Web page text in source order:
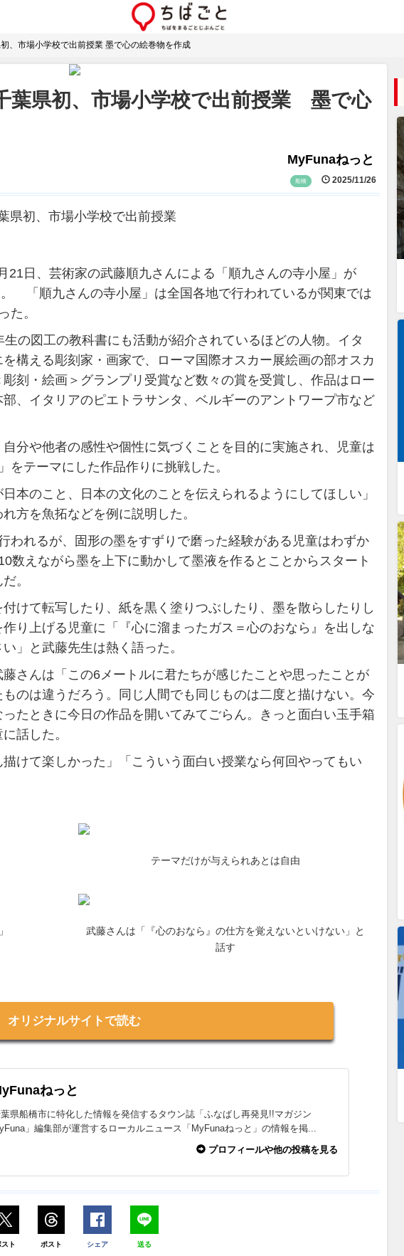
、市場小学校で出前授業 墨で心の絵巻物を作成
葉県初、市場小学校で出前授業 墨で心
MyFunaねっと
船橋 2025/11/26
県初、市場小学校で出前授業
日、芸術家の武藤順九さんによる「順九さんの寺小屋」が
「順九さんの寺小屋」は全国各地で行われているが関東では
た。
の図工の教科書にも活動が紹介されているほどの人物。イタ
構える彫刻家・画家で、ローマ国際オスカー展絵画の部オスカ
刻・絵画＞グランプリ受賞など数々の賞を受賞し、作品はロー
、イタリアのピエトラサンタ、ベルギーのアントワープ市など
分や他者の感性や個性に気づくことを目的に実施され、児童は
テーマにした作品作りに挑戦した。
本のこと、日本の文化のことを伝えられるようにしてほしい」
方を魚拓などを例に説明した。
れるが、固形の墨をすずりで磨った経験がある児童はわずか
数えながら墨を上下に動かして墨液を作るとことからスタート
。
けて転写したり、紙を黒く塗りつぶしたり、墨を散らしたりし
り上げる児童に「『心に溜まったガス＝心のおなら』を出しな
」と武藤先生は熱く語った。
さんは「この6メートルに君たちが感じたことや思ったことが
のは違うだろう。同じ人間でも同じものは二度と描けない。今
たときに今日の作品を開いてみてごらん。きっと面白い玉手箱
話した。
けて楽しかった」「こういう面白い授業なら何回やってもい
テーマだけが与えられあとは自由
武藤さんは「『心のおなら』の仕方を覚えないといけない」と
話す
オリジナルサイトで読む
ねっと
県船橋市に特化した情報を発信するタウン誌「ふなばし再発見!!マガジン
」編集部が運営するローカルニュース「MyFunaねっと」の情報を掲...
プロフィールや他の投稿を見る
スト ポスト シェア 送る